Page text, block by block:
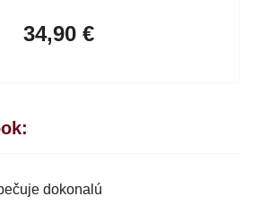
34,90 €
dokonalú